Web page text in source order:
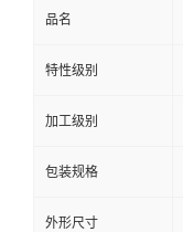
品名
特性级别
加工级别
包装规格
外形尺寸